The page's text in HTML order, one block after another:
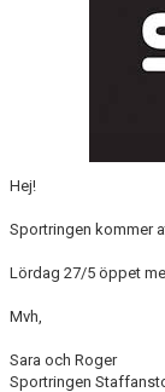
OM SUFC
Hej!
Sportringen kommer
Lördag 27/5 öppet
Mvh,
Sara och Roger
Sportringen